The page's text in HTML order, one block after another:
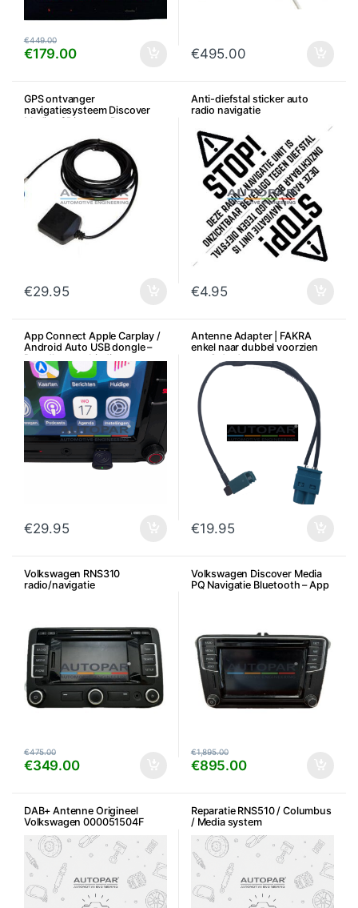
€179.00
€449.00
€495.00
GPS ontvanger
navigatiesysteem Discover
Media of Discover Pro
€29.95
Anti-diefstal sticker auto
radio navigatie
€4.95
App Connect Apple Carplay /
Android Auto USB dongle –
Draadloze verbinding
Bluetooth
€29.95
Antenne Adapter | FAKRA
enkel naar dubbel voorzien
van 2 draden
€19.95
Volkswagen RNS310
radio/navigatie
€349.00
€475.00
Volkswagen Discover Media
PQ Navigatie Bluetooth – App
€895.00
€1,895.00
DAB+ Antenne Origineel
Volkswagen 000051504F
Reparatie RNS510 / Columbus
/ Media system
opstartproblemen